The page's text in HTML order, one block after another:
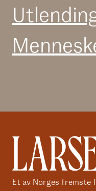
Et av Norges